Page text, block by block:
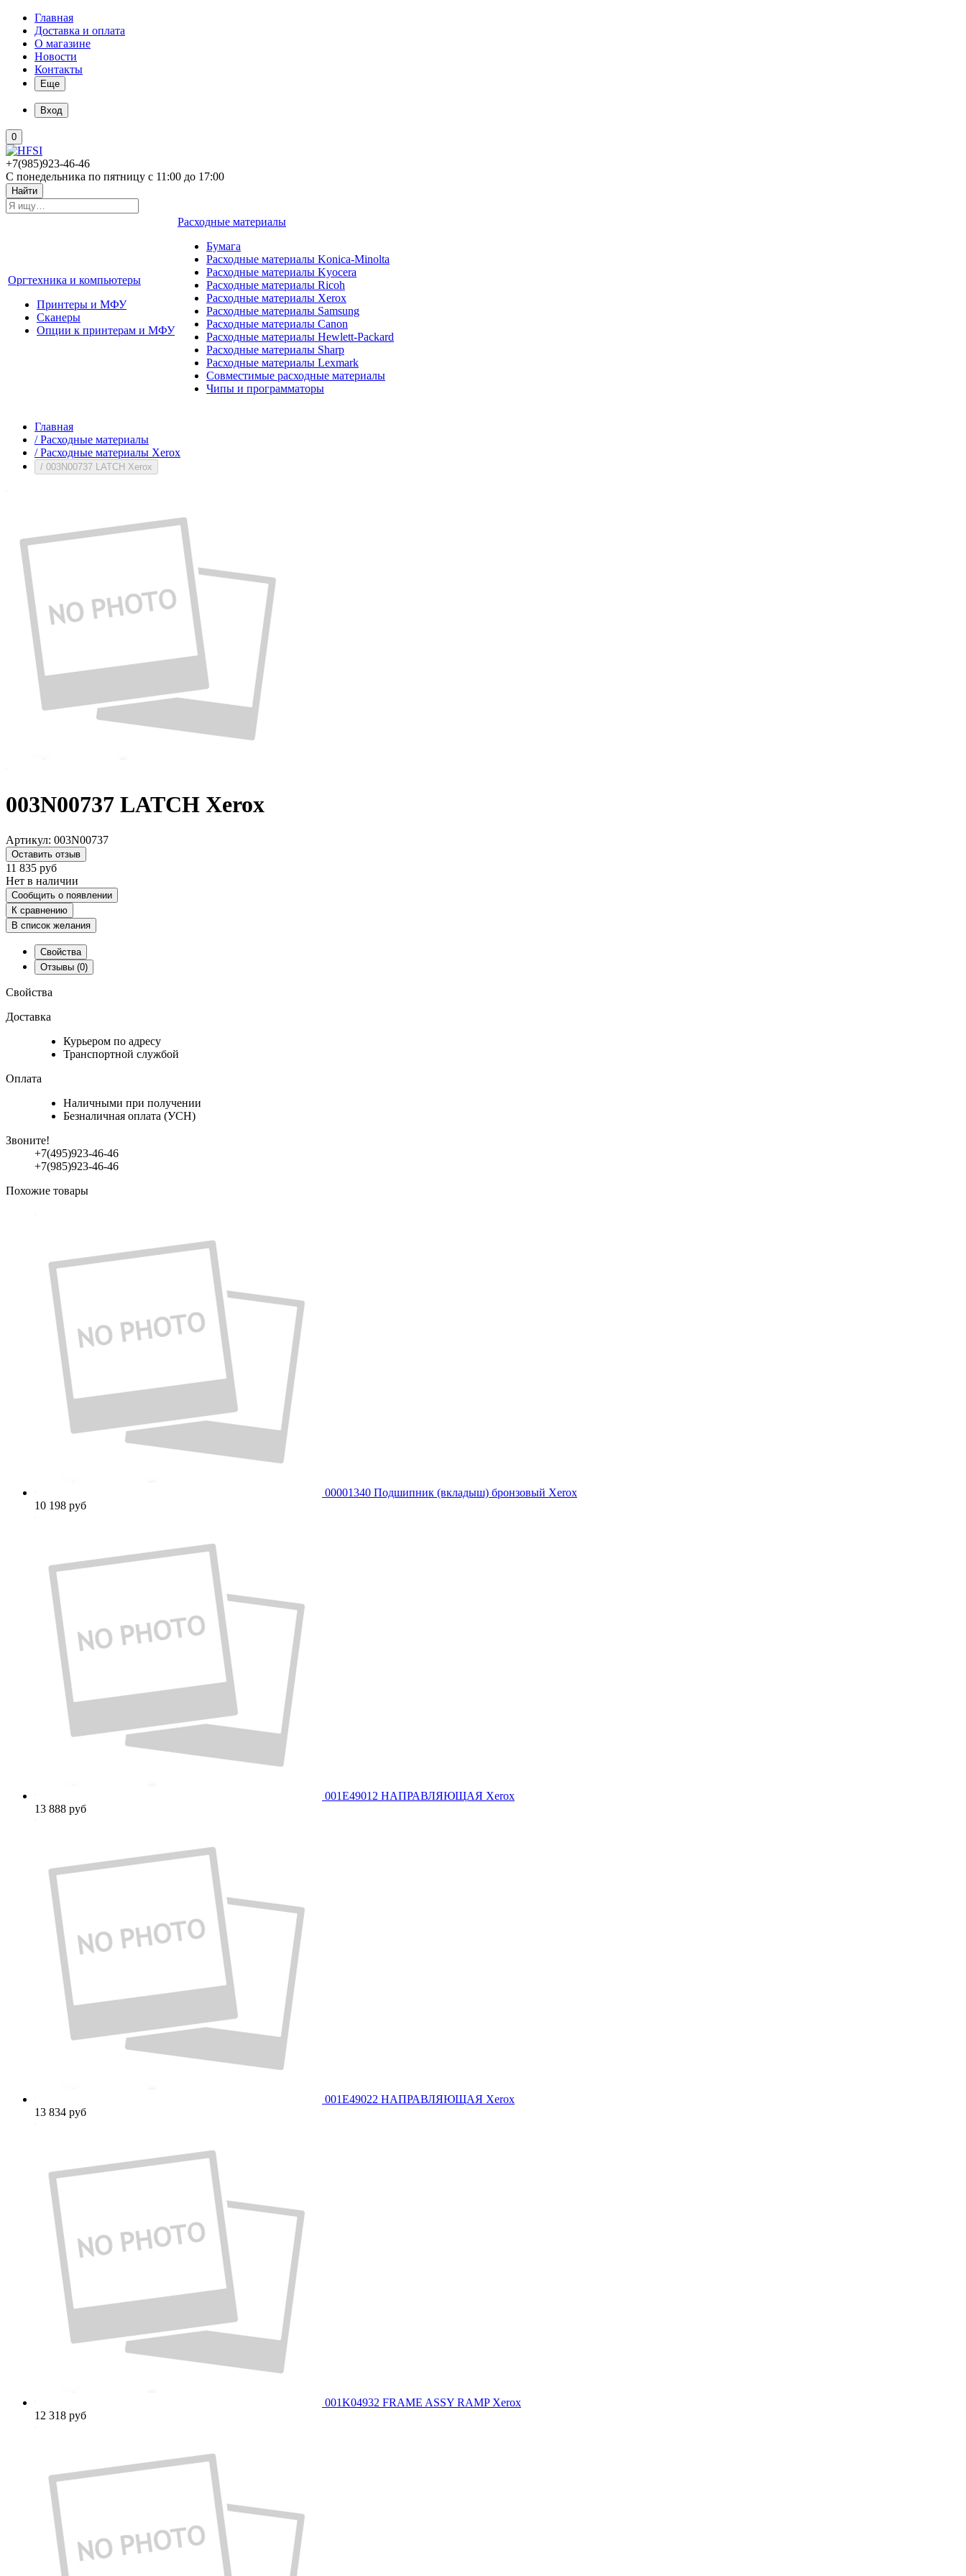
Главная
Доставка и оплата
О магазине
Новости
Контакты
Еще
Вход
0
+7(985)923-46-46
С понедельника по пятницу с 11:00 до 17:00
Найти
Оргтехника и компьютеры
Принтеры и МФУ
Сканеры
Опции к принтерам и МФУ
Расходные материалы
Бумага
Расходные материалы Konica-Minolta
Расходные материалы Kyocera
Расходные материалы Ricoh
Расходные материалы Xerox
Расходные материалы Samsung
Расходные материалы Canon
Расходные материалы Hewlett-Packard
Расходные материалы Sharp
Расходные материалы Lexmark
Совместимые расходные материалы
Чипы и программаторы
Главная
/ Расходные материалы
/ Расходные материалы Xerox
/ 003N00737 LATCH Xerox
003N00737 LATCH Xerox
Артикул: 003N00737
Оставить отзыв
11 835 руб
Нет в наличии
Сообщить о появлении
К сравнению
В список желания
Свойства
Отзывы (0)
Свойства
Доставка
Курьером по адресу
Транспортной службой
Оплата
Наличными при получении
Безналичная оплата (УСН)
Звоните!
+7(495)923-46-46
+7(985)923-46-46
Похожие товары
00001340 Подшипник (вкладыш) бронзовый Xerox
10 198 руб
001E49012 НАПРАВЛЯЮЩАЯ Xerox
13 888 руб
001E49022 НАПРАВЛЯЮЩАЯ Xerox
13 834 руб
001K04932 FRAME ASSY RAMP Xerox
12 318 руб